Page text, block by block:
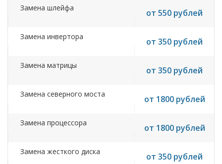
Замена шлейфа от 550 рублей
Замена инвертора от 350 рублей
Замена матрицы от 350 рублей
Замена северного моста от 1800 рублей
Замена процессора от 1800 рублей
Замена жесткого диска от 350 рублей